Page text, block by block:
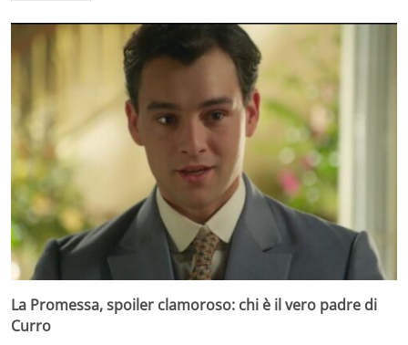
La Promessa, spoiler clamoroso: chi è il vero padre di
Curro